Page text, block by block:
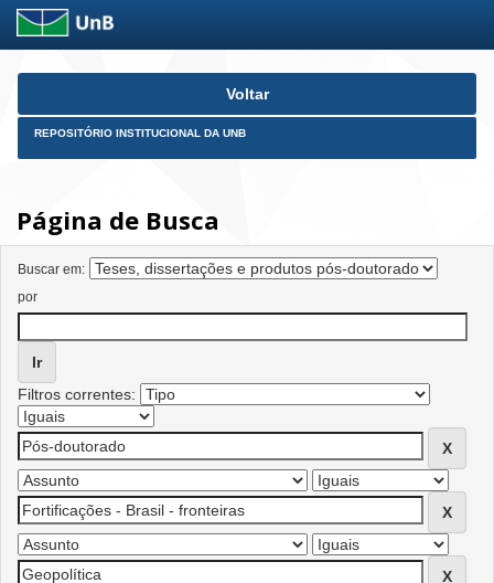
Skip
Voltar
REPOSITÓRIO INSTITUCIONAL DA UNB
Página de Busca
Buscar em:
por
Filtros correntes: